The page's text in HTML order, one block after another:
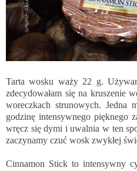
Tarta wosku waży 22 g.
zdecydowałam się na kruszenie
woreczkach strunowych. Jedna
godzinę intensywnego pięknego
wręcz się dymi i uwalnia w ten
zaczynamy czuć wosk zwykłej
Cinnamon Stick to intensywny